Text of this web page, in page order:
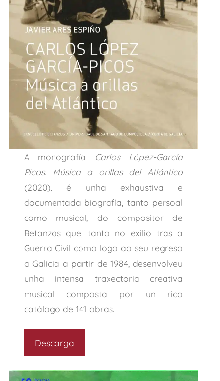
A monografía Carlos López-García
Picos. Música a orillas del Atlántico
(2020), é unha exhaustiva e
documentada biografía, tanto persoal
como musical, do compositor de
Betanzos que, tanto no exilio tras a
Guerra Civil como logo ao seu regreso
a Galicia a partir de 1984, desenvolveu
unha intensa traxectoria creativa
musical composta por un rico
catálogo de 141 obras.
Descarga